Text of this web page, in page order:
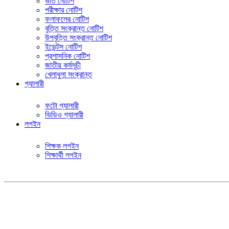
পরীক্ষার নোটিশ
ফলাফলের নোটিশ
বৃত্তি সংক্রান্ত নোটিশ
উপবৃত্তি সংক্রান্ত নোটিশ
ইভেন্টস নোটিশ
প্রশাসনিক নোটিশ
জাতীয় কর্মসূচী
খেলাধুলা সংক্রান্ত
গ্যালারী
ফটো গ্যালারী
ভিডিও গ্যালারী
লগইন
শিক্ষক লগইন
শিক্ষার্থী লগইন